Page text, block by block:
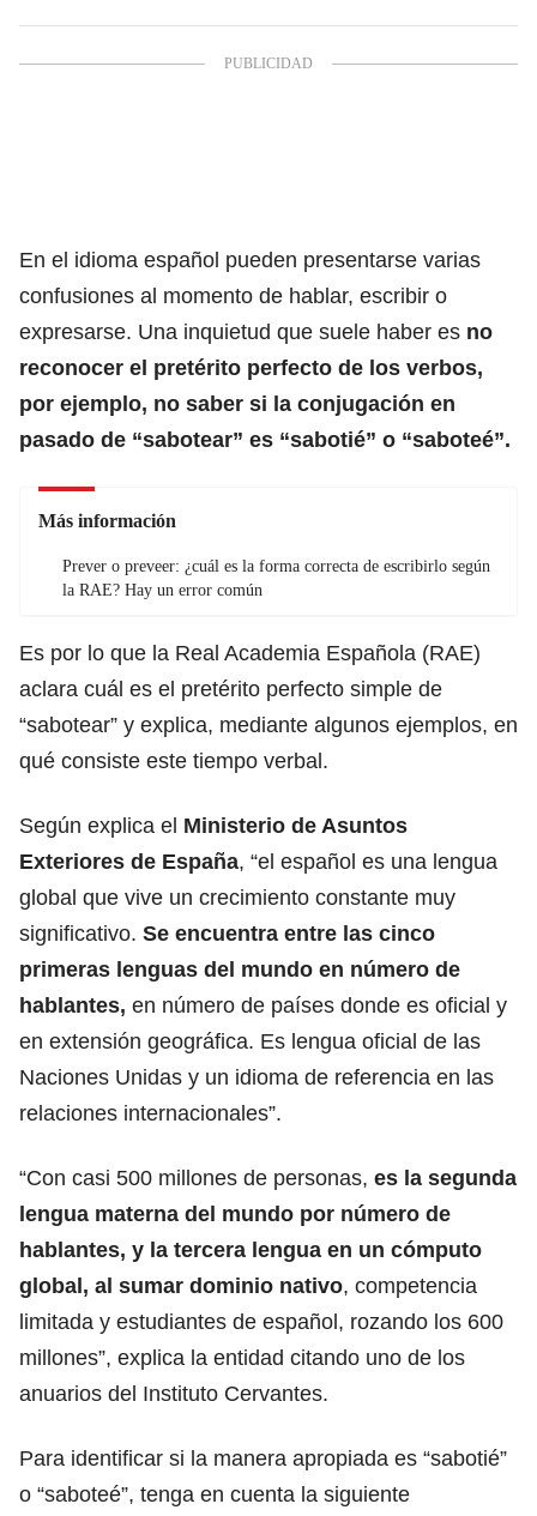
En el idioma español pueden presentarse varias
confusiones al momento de hablar, escribir o
expresarse. Una inquietud que suele haber es no
reconocer el pretérito perfecto de los verbos,
por ejemplo, no saber si la conjugación en
pasado de “sabotear” es “sabotié” o “saboteé”.
Más información
Prever o preveer: ¿cuál es la forma correcta de escribirlo según
la RAE? Hay un error común
Es por lo que la Real Academia Española (RAE)
aclara cuál es el pretérito perfecto simple de
“sabotear” y explica, mediante algunos ejemplos, en
qué consiste este tiempo verbal.
Según explica el Ministerio de Asuntos
Exteriores de España, “el español es una lengua
global que vive un crecimiento constante muy
significativo. Se encuentra entre las cinco
primeras lenguas del mundo en número de
hablantes, en número de países donde es oficial y
en extensión geográfica. Es lengua oficial de las
Naciones Unidas y un idioma de referencia en las
relaciones internacionales”.
“Con casi 500 millones de personas, es la segunda
lengua materna del mundo por número de
hablantes, y la tercera lengua en un cómputo
global, al sumar dominio nativo, competencia
limitada y estudiantes de español, rozando los 600
millones”, explica la entidad citando uno de los
anuarios del Instituto Cervantes.
Para identificar si la manera apropiada es “sabotié”
o “saboteé”, tenga en cuenta la siguiente